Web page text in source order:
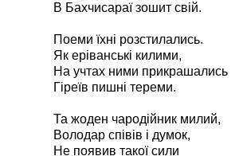
В Бахчисараї зошит свій.
Поеми їхні розстилались.
Як еріванські килими,
На учтах ними прикрашались
Гіреїв пишні тереми.
Та жоден чародійник милий,
Володар співів і думок,
Не появив такої сили